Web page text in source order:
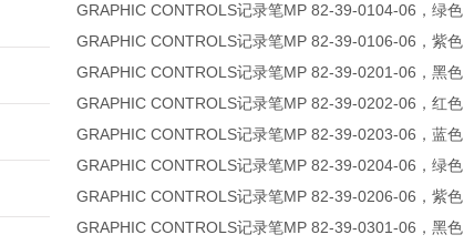
GRAPHIC CONTROLS记录笔MP 82-39-0104-06，绿色
GRAPHIC CONTROLS记录笔MP 82-39-0106-06，紫色
GRAPHIC CONTROLS记录笔MP 82-39-0201-06，黑色
GRAPHIC CONTROLS记录笔MP 82-39-0202-06，红色
GRAPHIC CONTROLS记录笔MP 82-39-0203-06，蓝色
GRAPHIC CONTROLS记录笔MP 82-39-0204-06，绿色
GRAPHIC CONTROLS记录笔MP 82-39-0206-06，紫色
GRAPHIC CONTROLS记录笔MP 82-39-0301-06，黑色